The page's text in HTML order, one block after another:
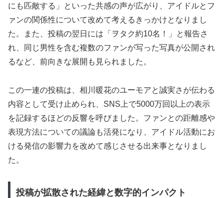
にも匹敵する」といった共感の声が広がり、アイドルとフ
ァンの関係性について改めて考えるきっかけとなりまし
た。また、投稿の翌日には「ヲタク約10名！」と報告さ
れ、同じ男性を含む複数のファンが写った写真が公開され
るなど、前向きな展開も見られました。
この一連の投稿は、相川暖花のユーモアと誠実さが伝わる
内容として受け止められ、SNS上で5000万回以上の表示
を記録するほどの反響を呼びました。ファンとの距離感や
表現方法についての議論も活発になり、アイドル活動にお
ける発信の影響力を改めて感じさせる出来事となりまし
た。
投稿が拡散された経緯と数字的インパクト